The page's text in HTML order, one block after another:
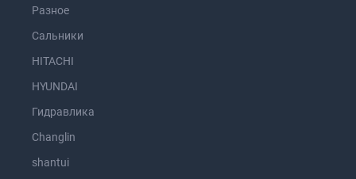
Разное
Сальники
HITACHI
HYUNDAI
Гидравлика
Changlin
shantui